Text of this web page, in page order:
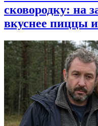
сковородку: на
вкуснее пиццы